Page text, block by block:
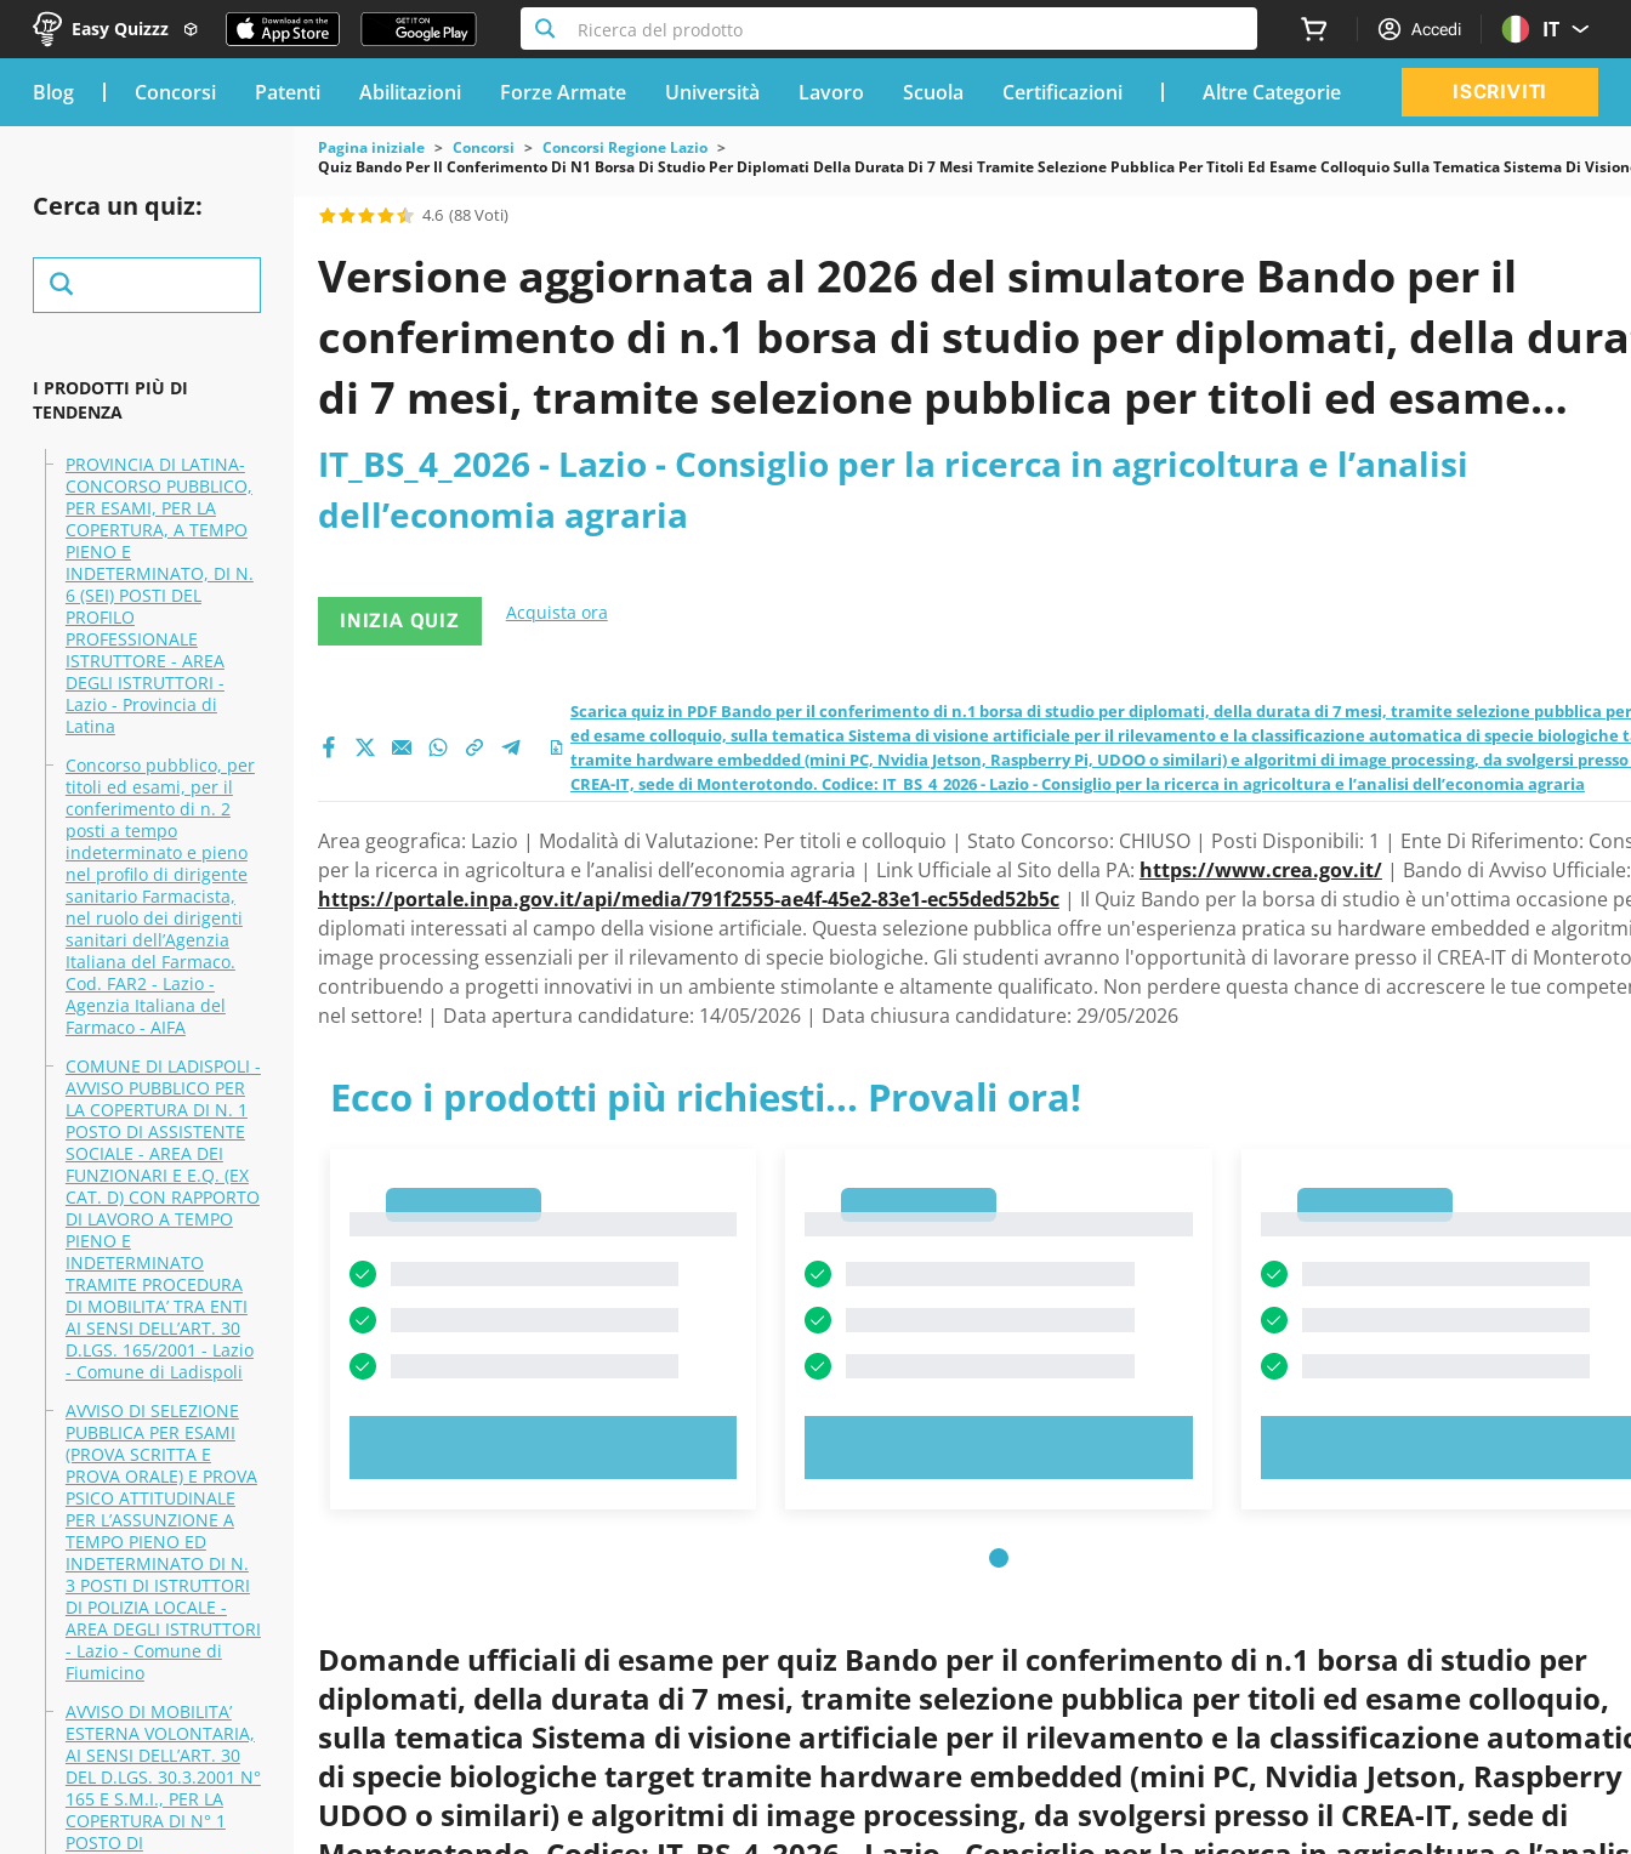
Easy Quizzz Ricerca del prodotto Accedi IT
blog Concorsi Patenti Abilitazioni Forze Armate Università Lavoro Scuola Certificazioni Altre Categorie ISCRIVITI
Cerca un quiz:
I PRODOTTI PIÙ DI
TENDENZA
PROVINCIA DI LATINA-
CONCORSO PUBBLICO,
PER ESAMI, PER LA
COPERTURA, A TEMPO
PIENO E
INDETERMINATO, DI N.
6 (SEI) POSTI DEL
PROFILO
PROFESSIONALE
ISTRUTTORE - AREA
DEGLI ISTRUTTORI -
Lazio - Provincia di
Latina
Concorso pubblico, per
titoli ed esami, per il
conferimento di n. 2
posti a tempo
indeterminato e pieno
nel profilo di dirigente
sanitario Farmacista,
nel ruolo dei dirigenti
sanitari dell’Agenzia
Italiana del Farmaco.
Cod. FAR2 - Lazio -
Agenzia Italiana del
Farmaco - AIFA
COMUNE DI LADISPOLI -
AVVISO PUBBLICO PER
LA COPERTURA DI N. 1
POSTO DI ASSISTENTE
SOCIALE - AREA DEI
FUNZIONARI E E.Q. (EX
CAT. D) CON RAPPORTO
DI LAVORO A TEMPO
PIENO E
INDETERMINATO
TRAMITE PROCEDURA
DI MOBILITA’ TRA ENTI
AI SENSI DELL’ART. 30
D.LGS. 165/2001 - Lazio
- Comune di Ladispoli
AVVISO DI SELEZIONE
PUBBLICA PER ESAMI
(PROVA SCRITTA E
PROVA ORALE) E PROVA
PSICO ATTITUDINALE
PER L’ASSUNZIONE A
TEMPO PIENO ED
INDETERMINATO DI N.
3 POSTI DI ISTRUTTORI
DI POLIZIA LOCALE -
AREA DEGLI ISTRUTTORI
- Lazio - Comune di
Fiumicino
AVVISO DI MOBILITA’
ESTERNA VOLONTARIA,
AI SENSI DELL’ART. 30
DEL D.LGS. 30.3.2001 N°
165 E S.M.I., PER LA
COPERTURA DI N° 1
POSTO DI
Pagina iniziale Concorsi
Concorsi Regione Lazio
Quiz Bando Per Il Conferimento Di N1 Borsa Di Studio Per Diplomati Della Durata Di 7 Mesi Tramite Selezione Pubblica Per Titoli Ed Esame Colloquio Sulla Tematica Sistema Di
4.6 (88 Voti)
Versione aggiornata al 2026 del simulatore Bando per il
conferimento di n.1 borsa di studio per diplomati, della
di 7 mesi, tramite selezione pubblica per titoli ed esame
colloquio, sulla tematica Sistema di visione artificiale per il
rilevamento e la classificazione automatica di specie
Nvidia Jetson, Raspberry Pi, UDOO o similari) e algoritmi di
image processing, da svolgersi presso il CREA-IT, sede di
Monterotondo. Codice: IT_BS_4_2026 - Lazio - Consiglio per la
ricerca in agricoltura e l’analisi dell’economia agraria
IT_BS_4_2026 - Lazio - Consiglio per la ricerca in agricoltura e l’analisi
dell’economia agraria
INIZIA QUIZ Acquista ora
Scarica quiz in PDF Bando per il conferimento di n.1 borsa di studio per diplomati, della durata di 7 mesi, tramite selezione pubblica
ed esame colloquio, sulla tematica Sistema di visione artificiale per il rilevamento e la classificazione automatica di specie biologiche
tramite hardware embedded (mini PC, Nvidia Jetson, Raspberry Pi, UDOO o similari) e algoritmi di image processing, da svolgersi
CREA-IT, sede di Monterotondo. Codice: IT_BS_4_2026 - Lazio - Consiglio per la ricerca in agricoltura e l’analisi dell’economia agraria
Area geografica: Lazio | Modalità di Valutazione: Per titoli e colloquio | Stato Concorso: CHIUSO | Posti Disponibili: 1 | Ente Di Riferimento:
per la ricerca in agricoltura e l’analisi dell’economia agraria | Link Ufficiale al Sito della PA: https://www.crea.gov.it/| Bando di Avviso Ufficiale:
https://portale.inpa.gov.it/api/media/791f2555-ae4f-45e2-83e1-ec55ded52b5c| Il Quiz Bando per la borsa di studio è un'ottima occasione
diplomati interessati al campo della visione artificiale. Questa selezione pubblica offre un'esperienza pratica su hardware embedded e
image processing essenziali per il rilevamento di specie biologiche. Gli studenti avranno l'opportunità di lavorare presso il CREA-IT di
contribuendo a progetti innovativi in un ambiente stimolante e altamente qualificato. Non perdere questa chance di accrescere le tue
nel settore! | Data apertura candidature: 14/05/2026 | Data chiusura candidature: 29/05/2026
Ecco i prodotti più richiesti... Provali ora!
Domande ufficiali di esame per quiz Bando per il conferimento di n.1 borsa di studio per
diplomati, della durata di 7 mesi, tramite selezione pubblica per titoli ed esame colloquio,
sulla tematica Sistema di visione artificiale per il rilevamento e la classificazione
di specie biologiche target tramite hardware embedded (mini PC, Nvidia Jetson, Raspberry
UDOO o similari) e algoritmi di image processing, da svolgersi presso il CREA-IT, sede di